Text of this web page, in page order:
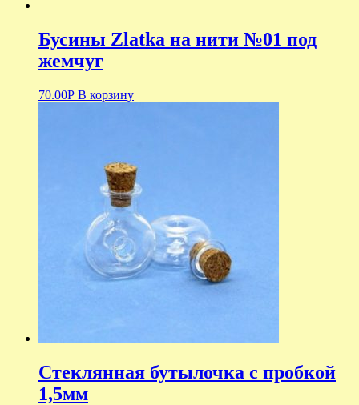
Бусины Zlatka на нити №01 под
жемчуг
70.00Р В корзину
Стеклянная бутылочка с пробкой
1,5мм